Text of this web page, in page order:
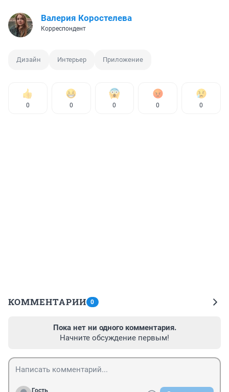
Валерия Коростелева
Корреспондент
Дизайн Интерьер Приложение
0 0 0 0 0
КОММЕНТАРИИ 0
Пока нет ни одного комментария.
Начните обсуждение первым!
Гость